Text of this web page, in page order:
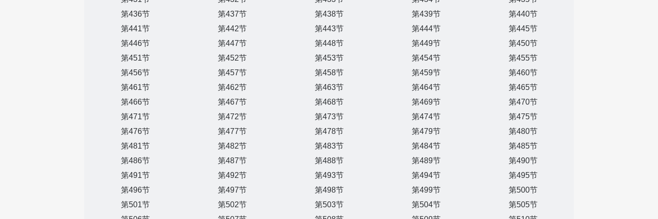
第436节
第437节 第438节 第439节
第440节
第441节
第442节 第443节 第444节
第445节
第446节
第447节 第448节 第449节
第450节
第451节
第452节 第453节 第454节
第455节
第456节
第457节 第458节 第459节
第460节
第461节
第462节 第463节 第464节
第465节
第466节
第467节 第468节 第469节
第470节
第471节
第472节 第473节 第474节
第475节
第476节
第477节 第478节 第479节
第480节
第481节
第482节 第483节 第484节
第485节
第486节
第487节 第488节 第489节
第490节
第491节
第492节 第493节 第494节
第495节
第496节
第497节 第498节 第499节
第500节
第501节
第502节 第503节 第504节
第505节